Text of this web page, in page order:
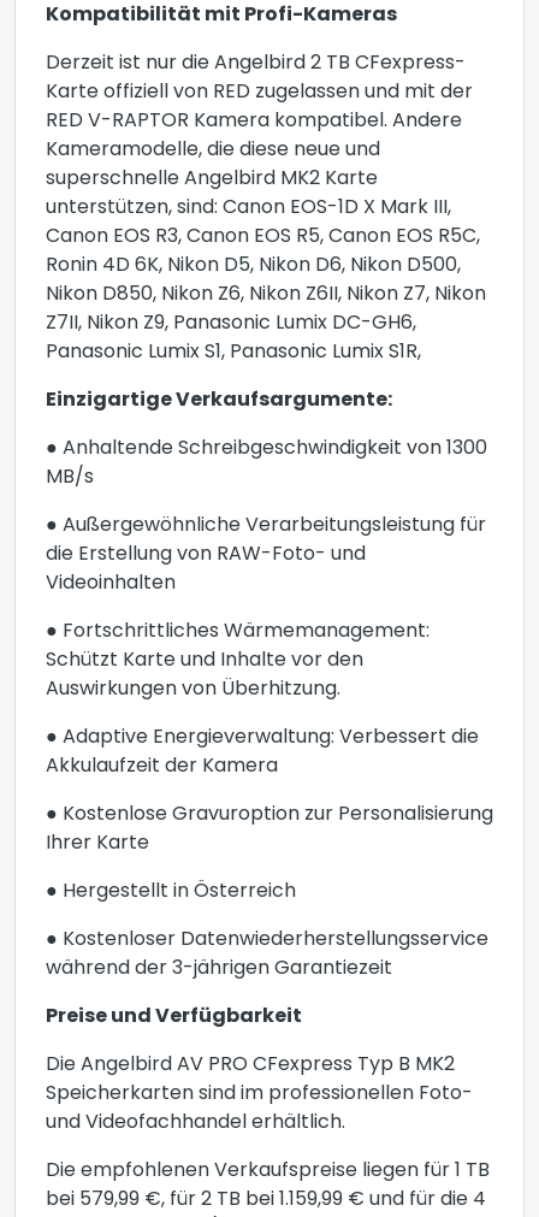
Kompatibilität mit Profi-Kameras
Derzeit ist nur die Angelbird 2 TB CFexpress-
Karte offiziell von RED zugelassen und mit der
RED V-RAPTOR Kamera kompatibel. Andere
Kameramodelle, die diese neue und
superschnelle Angelbird MK2 Karte
unterstützen, sind: Canon EOS-1D X Mark III,
Canon EOS R3, Canon EOS R5, Canon EOS R5C,
Ronin 4D 6K, Nikon D5, Nikon D6, Nikon D500,
Nikon D850, Nikon Z6, Nikon Z6II, Nikon Z7, Nikon
Z7II, Nikon Z9, Panasonic Lumix DC-GH6,
Panasonic Lumix S1, Panasonic Lumix S1R,
Einzigartige Verkaufsargumente:
● Anhaltende Schreibgeschwindigkeit von 1300
MB/s
● Außergewöhnliche Verarbeitungsleistung für
die Erstellung von RAW-Foto- und
Videoinhalten
● Fortschrittliches Wärmemanagement:
Schützt Karte und Inhalte vor den
Auswirkungen von Überhitzung.
● Adaptive Energieverwaltung: Verbessert die
Akkulaufzeit der Kamera
● Kostenlose Gravuroption zur Personalisierung
Ihrer Karte
● Hergestellt in Österreich
● Kostenloser Datenwiederherstellungsservice
während der 3-jährigen Garantiezeit
Preise und Verfügbarkeit
Die Angelbird AV PRO CFexpress Typ B MK2
Speicherkarten sind im professionellen Foto-
und Videofachhandel erhältlich.
Die empfohlenen Verkaufspreise liegen für 1 TB
bei 579,99 €, für 2 TB bei 1.159,99 € und für die 4